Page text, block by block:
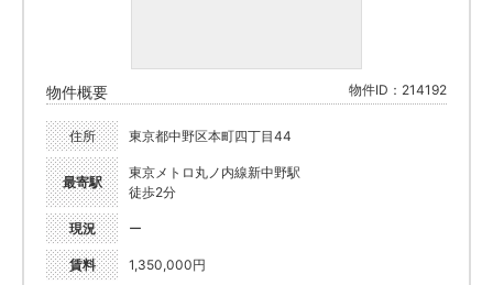
物件概要 物件ID：214192
住所 東京都中野区本町四丁目44
最寄駅
東京メトロ丸ノ内線新中野駅
徒歩2分
現況 ー
賃料 1,350,000円